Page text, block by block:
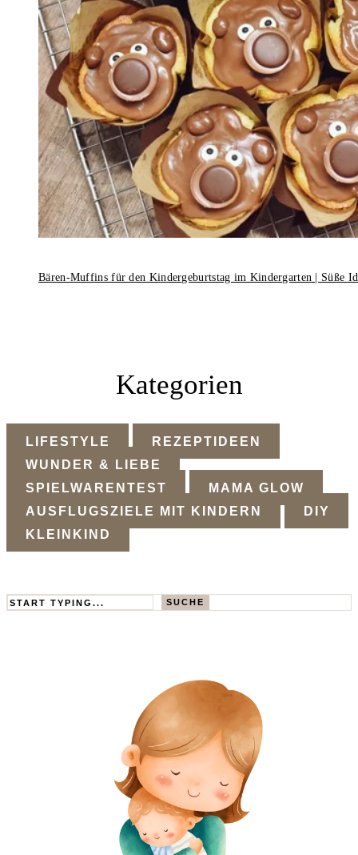
Bären-Muffins für den Kindergeburtstag im Kindergarten | Süße
Kategorien
LIFESTYLE
REZEPTIDEEN
WUNDER & LIEBE
SPIELWARENTEST
MAMA GLOW
AUSFLUGSZIELE MIT KINDERN
DIY
KLEINKIND
Search SUCHE